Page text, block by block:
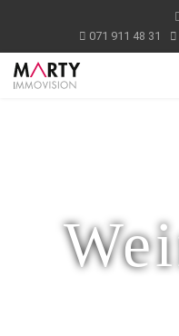
071 911 48 31